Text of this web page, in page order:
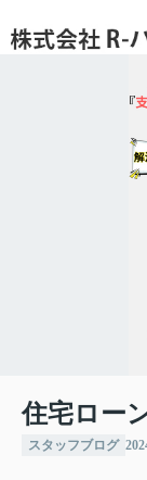
住宅ロー
スタッフブログ